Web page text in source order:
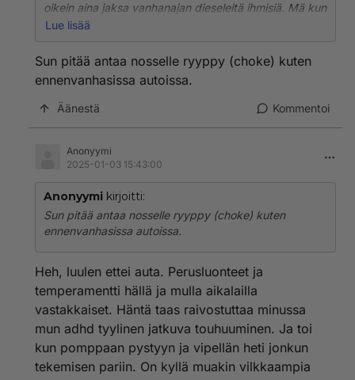
oikein aina jaksa vanhanajan dieseleitä ihmisiä. Mä kun
oon vähän, aa tekemätön homma, hihat ylös ja
kyrpii.
Jasu
Lue lisää
Sun pitää antaa nosselle ryyppy (choke) kuten
ennenvanhasissa autoissa.
Äänestä Kommentoi
Anonyymi
2025-01-03 15:43:00
Anonyymi kirjoitti:
Sun pitää antaa nosselle ryyppy (choke) kuten
ennenvanhasissa autoissa.
Heh, luulen ettei auta. Perusluonteet ja
temperamentti hällä ja mulla aikalailla
vastakkaiset. Häntä taas raivostuttaa minussa
mun adhd tyylinen jatkuva touhuuminen. Ja toi
kun pomppaan pystyyn ja vipellän heti jonkun
tekemisen pariin. On kyllä muakin vilkkaampia